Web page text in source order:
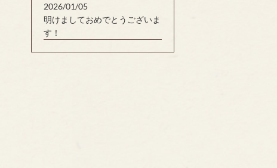
2026/01/05
明けましておめでとうございま
す！